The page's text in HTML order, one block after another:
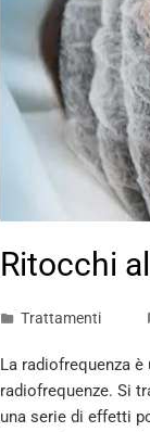
Ritocchi
Trattamenti
La radiofrequenza
radiofrequenze. Si
una serie di effetti